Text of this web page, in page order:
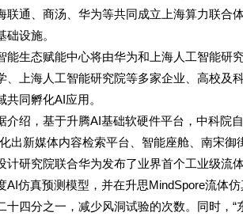
联通、商汤、华为等共同成立上海算力联合
设施。
能生态赋能中心将由华为和上海人工智能研
、上海人工智能研究院等多家企业、高校
同孵化AI应用。
介绍，基于升腾AI基础软硬件平台，中科院
出新媒体内容检索平台、智能座舱、南宋
计研究院联合华为发布了业界首个工业级流
AI仿真预测模型，并在升思MindSpore流体
十四分之一，减少风洞试验的次数。同时，